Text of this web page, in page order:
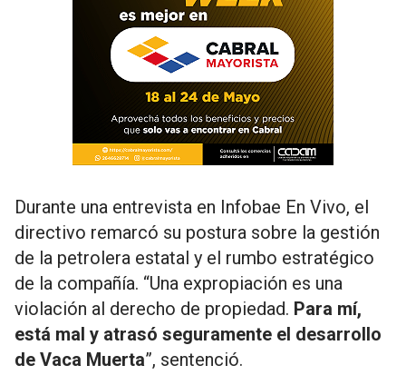
Durante una entrevista en Infobae En Vivo, el
directivo remarcó su postura sobre la gestión
de la petrolera estatal y el rumbo estratégico
de la compañía. “Una expropiación es una
violación al derecho de propiedad. Para mí,
está mal y atrasó seguramente el desarrollo
de Vaca Muerta”, sentenció.